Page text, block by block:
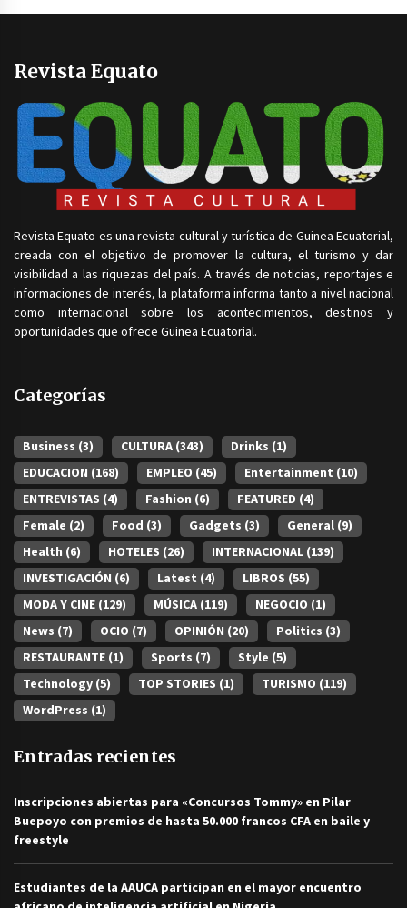
Revista Equato
Revista Equato es una revista cultural y turística de Guinea Ecuatorial,
creada con el objetivo de promover la cultura, el turismo y dar
visibilidad a las riquezas del país. A través de noticias, reportajes e
informaciones de interés, la plataforma informa tanto a nivel nacional
como internacional sobre los acontecimientos, destinos y
oportunidades que ofrece Guinea Ecuatorial.
Categorías
Business (3) CULTURA (343) Drinks (1)
EDUCACION (168) EMPLEO (45) Entertainment (10)
ENTREVISTAS (4) Fashion (6) FEATURED (4)
Female (2) Food (3) Gadgets (3) General (9)
Health (6) HOTELES (26) INTERNACIONAL (139)
INVESTIGACIÓN (6) Latest (4) LIBROS (55)
MODA Y CINE (129) MÚSICA (119) NEGOCIO (1)
News (7) OCIO (7) OPINIÓN (20) Politics (3)
RESTAURANTE (1) Sports (7) Style (5)
Technology (5) TOP STORIES (1) TURISMO (119)
WordPress (1)
Entradas recientes
Inscripciones abiertas para «Concursos Tommy» en Pilar
Buepoyo con premios de hasta 50.000 francos CFA en baile y
freestyle
Estudiantes de la AAUCA participan en el mayor encuentro